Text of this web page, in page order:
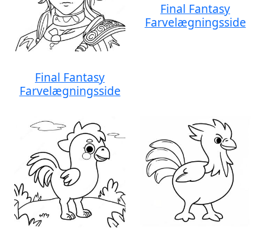
Final Fantasy
Farvelægningsside
Final Fantasy
Farvelægningsside